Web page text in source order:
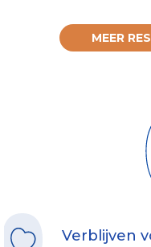
MEER
Verblijven